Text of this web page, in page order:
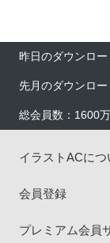
昨日のダウンロ
先月のダウンロ
総会員数：1600
イラストACにつ
会員登録
プレミアム会員